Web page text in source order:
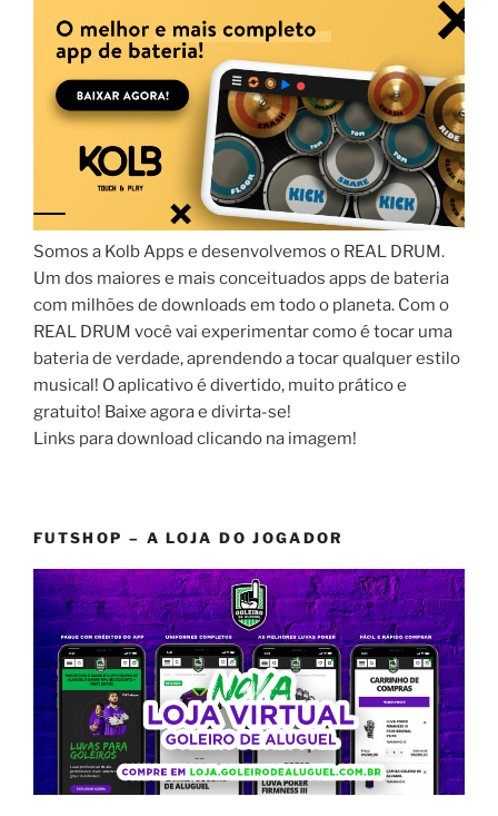
Somos a Kolb Apps e desenvolvemos o REAL DRUM.
Um dos maiores e mais conceituados apps de bateria
com milhões de downloads em todo o planeta. Com o
REAL DRUM você vai experimentar como é tocar uma
bateria de verdade, aprendendo a tocar qualquer estilo
musical! O aplicativo é divertido, muito prático e
gratuito! Baixe agora e divirta-se!
Links para download clicando na imagem!
FUTSHOP – A LOJA DO JOGADOR